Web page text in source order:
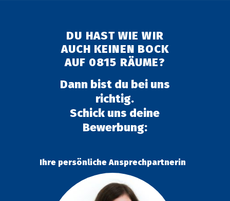
DU HAST WIE WIR
AUCH KEINEN BOCK
AUF 0815 RÄUME?
Dann bist du bei uns
richtig.
Schick uns deine
Bewerbung:
Ihre persönliche Ansprechpartnerin